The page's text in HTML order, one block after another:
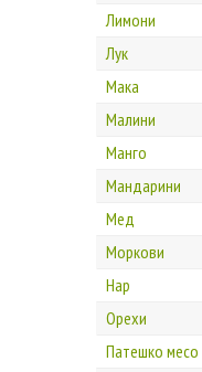
Лимони
Лук
Мака
Малини
Манго
Мандарини
Мед
Моркови
Нар
Орехи
Патешко месо